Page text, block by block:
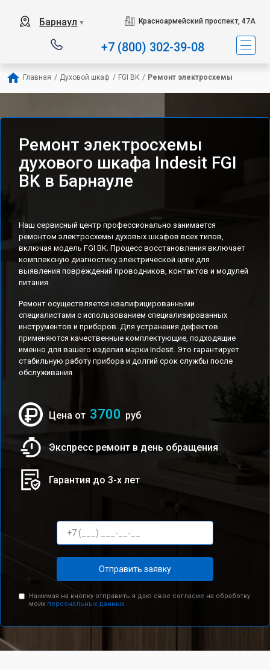
Барнаул ▼ Красноармейский проспект, 47А
+7 (800) 302-39-08
Главная / Духовой шкаф / FGI BK / Ремонт электросхемы
Ремонт электросхемы
духового шкафа Indesit FGI
BK в Барнауле
Наш сервисный центр профессионально занимается
ремонтом электросхемы духовых шкафов всех типов,
включая модель FGI BK. Процесс восстановления включает
комплексную диагностику электрической цепи для
выявления повреждений проводников, контактов и модулей
питания.
Ремонт осуществляется квалифицированными
специалистами с использованием специализированных
инструментов и приборов. Для устранения дефектов
применяются качественные комплектующие, подходящие
именно для вашего изделия марки Indesit. Это гарантирует
стабильную работу прибора и долгий срок службы после
обслуживания.
Цена от 3700 руб
Экспресс ремонт в день обращения
Гарантия до 3-х лет
Отправить заявку
Нажимая на кнопку отправить я даю свое согласие на обработку
моих персональных данных.